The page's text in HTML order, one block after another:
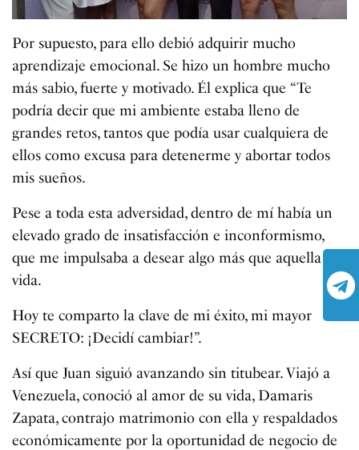
Por supuesto, para ello debió adquirir mucho
aprendizaje emocional. Se hizo un hombre mucho
más sabio, fuerte y motivado. Él explica que “Te
podría decir que mi ambiente estaba lleno de
grandes retos, tantos que podía usar cualquiera de
ellos como excusa para detenerme y abortar todos
mis sueños.
Pese a toda esta adversidad, dentro de mí había un
elevado grado de insatisfacción e inconformismo,
que me impulsaba a desear algo más que aquella
vida.
Hoy te comparto la clave de mi éxito, mi mayor
SECRETO: ¡Decidí cambiar!”.
Así que Juan siguió avanzando sin titubear. Viajó a
Venezuela, conoció al amor de su vida, Damaris
Zapata, contrajo matrimonio con ella y respaldados
económicamente por la oportunidad de negocio de